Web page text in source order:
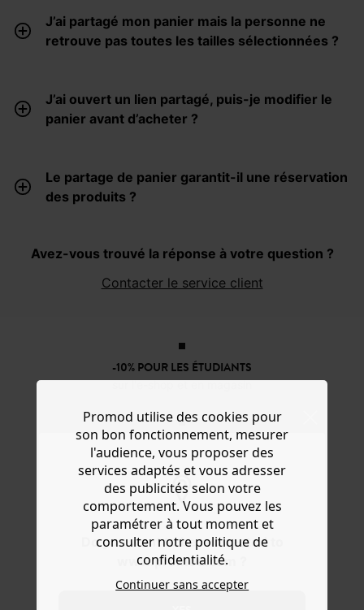
Do you want to be redirected to
www.promod.com ?
J’ai partagé mon panier mais la personne ne
retrouve pas toutes les tailles sélectionnées ?
J’ai ouvert un lien partagé, puis-je modifier le
panier avant d’acheter ?
Le partage de panier garantit-il une réservation
des produits ?
Avez-vous trouvé la réponse à votre question ?
Contacter le service client
-10% POUR LES ÉTUDIANTS
sur l'e-shop et en magasin
OFFERTS EN MAGASIN !
Livraison, réservations et retours
3X SANS FRAIS*
Avec ALMA au moment du paiement
Promod utilise des cookies pour
son bon fonctionnement, mesurer
l'audience, vous proposer des
services adaptés et vous adresser
des publicités selon votre
comportement. Vous pouvez les
paramétrer à tout moment et
consulter notre politique de
confidentialité.
Continuer sans accepter